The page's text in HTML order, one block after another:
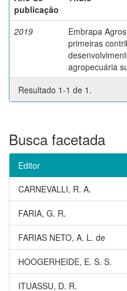
publicação
2019
Embrapa
primeiras
agropecuária
Resultado 1-1 de 1.
Busca facetada
Editor
CARNEVALLI, R. A.
FARIA, G. R.
FARIAS NETO, A. L. de
HOOGERHEIDE, E. S. S.
ITUASSU, D. R.